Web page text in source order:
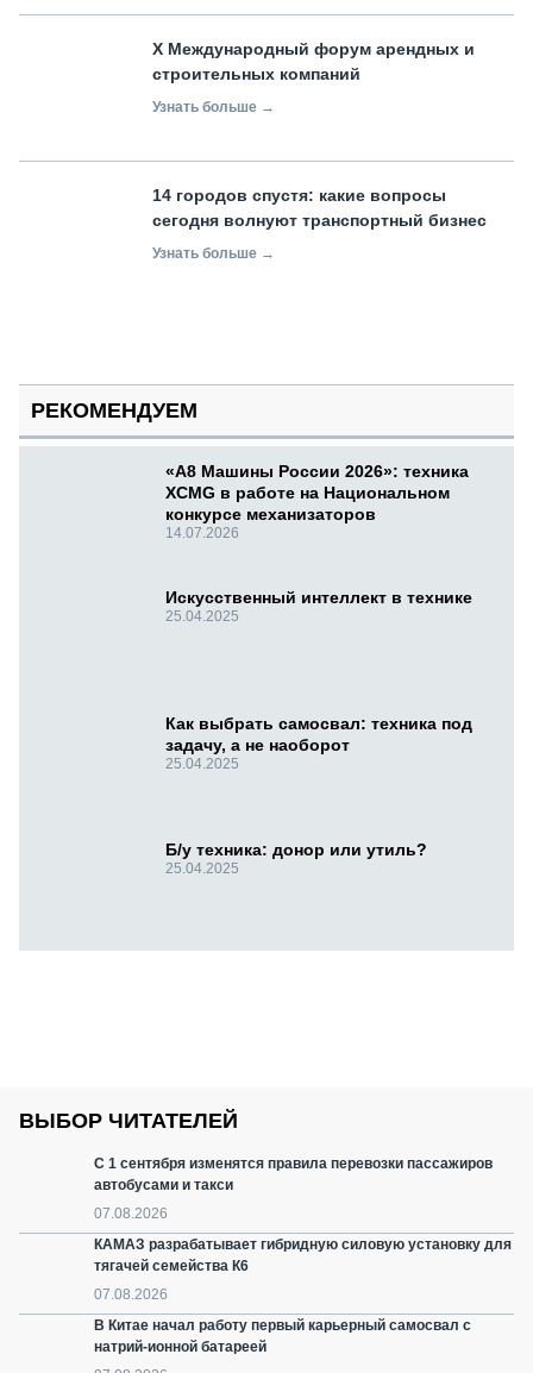
X Международный форум арендных и
строительных компаний
Узнать больше →
14 городов спустя: какие вопросы
сегодня волнуют транспортный бизнес
Узнать больше →
РЕКОМЕНДУЕМ
«А8 Машины России 2026»: техника
XCMG в работе на Национальном
конкурсе механизаторов
14.07.2026
Искусственный интеллект в технике
25.04.2025
Как выбрать самосвал: техника под
задачу, а не наоборот
25.04.2025
Б/у техника: донор или утиль?
25.04.2025
ВЫБОР ЧИТАТЕЛЕЙ
С 1 сентября изменятся правила перевозки пассажиров
автобусами и такси
07.08.2026
КАМАЗ разрабатывает гибридную силовую установку для
тягачей семейства К6
07.08.2026
В Китае начал работу первый карьерный самосвал с
натрий-ионной батареей